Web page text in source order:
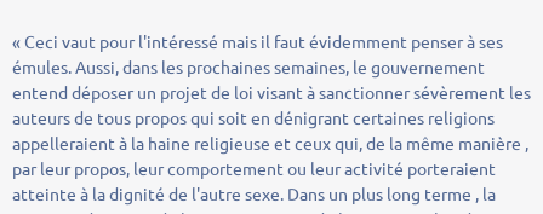
« Ceci vaut pour l'intéressé mais il faut évidemment penser à ses
émules. Aussi, dans les prochaines semaines, le gouvernement
entend déposer un projet de loi visant à sanctionner sévèrement les
auteurs de tous propos qui soit en dénigrant certaines religions
appelleraient à la haine religieuse et ceux qui, de la même manière ,
par leur propos, leur comportement ou leur activité porteraient
atteinte à la dignité de l'autre sexe. Dans un plus long terme , la